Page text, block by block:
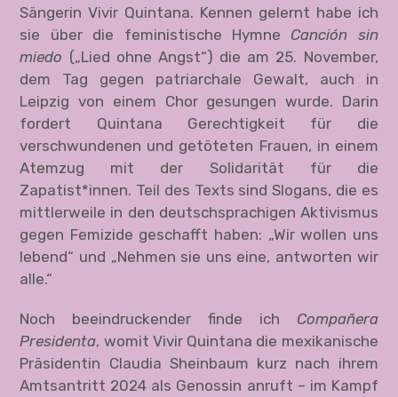
Littexte
Polittexte
About
Audio & Video
Termine, Kontakt & Impressum
Sängerin Vivir Quintana. Kennen gelernt habe ich
sie über die feministische Hymne Canción sin
miedo („Lied ohne Angst“) die am 25. November,
dem Tag gegen patriarchale Gewalt, auch in
Leipzig von einem Chor gesungen wurde. Darin
fordert Quintana Gerechtigkeit für die
verschwundenen und getöteten Frauen, in einem
Atemzug mit der Solidarität für die
Zapatist*innen. Teil des Texts sind Slogans, die es
mittlerweile in den deutschsprachigen Aktivismus
gegen Femizide geschafft haben: „Wir wollen uns
lebend“ und „Nehmen sie uns eine, antworten wir
alle.“
Noch beeindruckender finde ich Compañera
Presidenta, womit Vivir Quintana die mexikanische
Präsidentin Claudia Sheinbaum kurz nach ihrem
Amtsantritt 2024 als Genossin anruft – im Kampf